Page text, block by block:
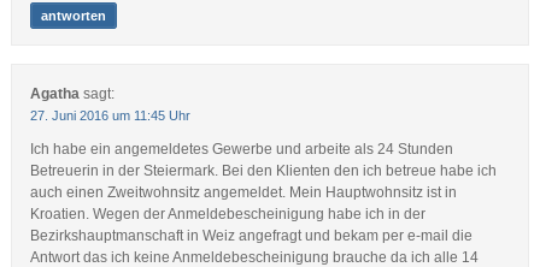
antworten
Agatha sagt:
27. Juni 2016 um 11:45 Uhr
Ich habe ein angemeldetes Gewerbe und arbeite als 24 Stunden
Betreuerin in der Steiermark. Bei den Klienten den ich betreue habe ich
auch einen Zweitwohnsitz angemeldet. Mein Hauptwohnsitz ist in
Kroatien. Wegen der Anmeldebescheinigung habe ich in der
Bezirkshauptmanschaft in Weiz angefragt und bekam per e-mail die
Antwort das ich keine Anmeldebescheinigung brauche da ich alle 14